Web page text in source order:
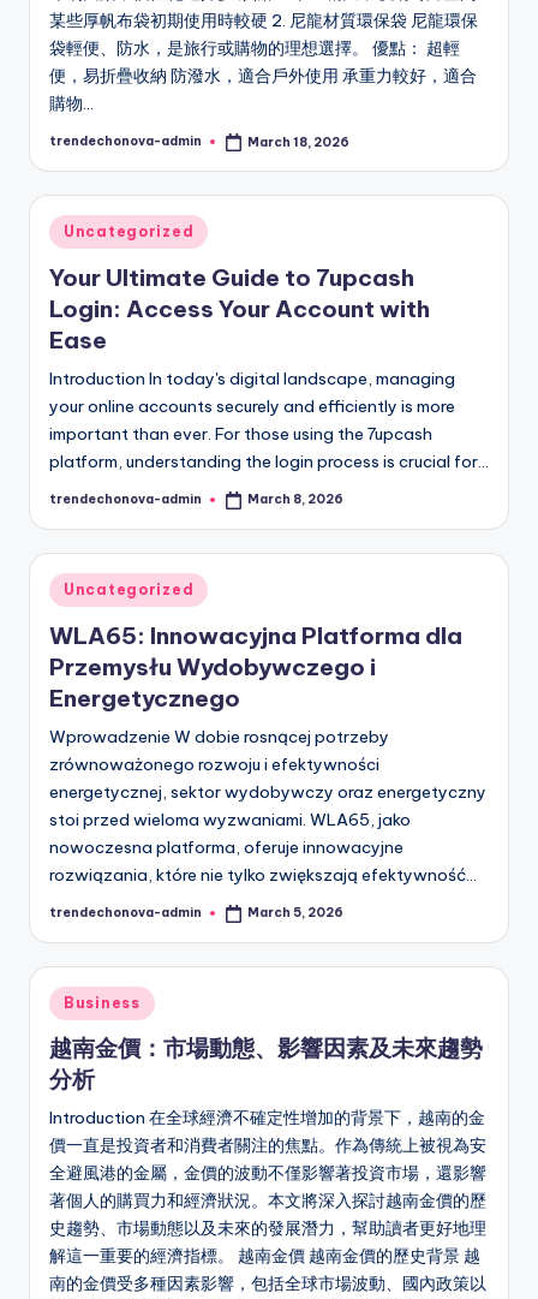
某些厚帆布袋初期使用時較硬 2. 尼龍材質環保袋 尼龍環保
袋輕便、防水，是旅行或購物的理想選擇。 優點： 超輕
便，易折疊收納 防潑水，適合戶外使用 承重力較好，適合
購物…
Posted
trendechonova-admin March 18, 2026
Posted
in
Uncategorized
Your Ultimate Guide to 7upcash
Login: Access Your Account with
Ease
Introduction In today's digital landscape, managing
your online accounts securely and efficiently is more
important than ever. For those using the 7upcash
platform, understanding the login process is crucial for…
Posted
trendechonova-admin March 8, 2026
Posted
in
Uncategorized
WLA65: Innowacyjna Platforma dla
Przemysłu Wydobywczego i
Energetycznego
Wprowadzenie W dobie rosnącej potrzeby
zrównoważonego rozwoju i efektywności
energetycznej, sektor wydobywczy oraz energetyczny
stoi przed wieloma wyzwaniami. WLA65, jako
nowoczesna platforma, oferuje innowacyjne
rozwiązania, które nie tylko zwiększają efektywność…
Posted
trendechonova-admin March 5, 2026
Posted
in
Business
越南金價：市場動態、影響因素及未來趨勢
分析
Introduction 在全球經濟不確定性增加的背景下，越南的金
價一直是投資者和消費者關注的焦點。作為傳統上被視為安
全避風港的金屬，金價的波動不僅影響著投資市場，還影響
著個人的購買力和經濟狀況。本文將深入探討越南金價的歷
史趨勢、市場動態以及未來的發展潛力，幫助讀者更好地理
解這一重要的經濟指標。 越南金價 越南金價的歷史背景 越
南的金價受多種因素影響，包括全球市場波動、國內政策以